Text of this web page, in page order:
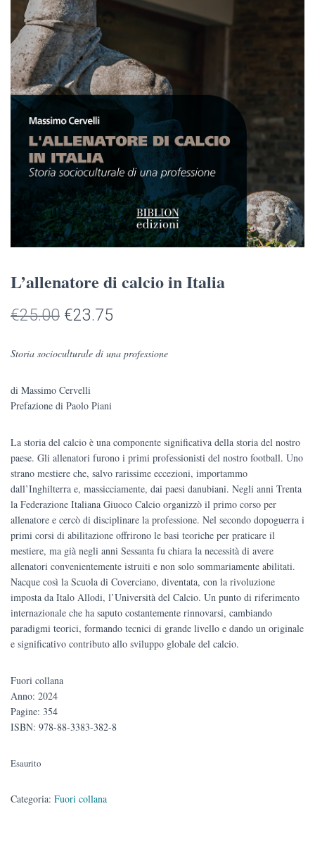
L’allenatore di calcio in Italia
€25.00 Il
era:
€23.75
Storia socioculturale di una professione
di Massimo Cervelli
Prefazione di Paolo Piani
La storia del calcio è una componente significativa della storia del nostro
paese. Gli allenatori furono i primi professionisti del nostro football. Uno
strano mestiere che, salvo rarissime eccezioni, importammo
dall’Inghilterra e, massicciamente, dai paesi danubiani. Negli anni Trenta
la Federazione Italiana Giuoco Calcio organizzò il primo corso per
allenatore e cercò di disciplinare la professione. Nel secondo dopoguerra i
primi corsi di abilitazione offrirono le basi teoriche per praticare il
mestiere, ma già negli anni Sessanta fu chiara la necessità di avere
allenatori convenientemente istruiti e non solo sommariamente abilitati.
Nacque così la Scuola di Coverciano, diventata, con la rivoluzione
imposta da Italo Allodi, l’Università del Calcio. Un punto di riferimento
internazionale che ha saputo costantemente rinnovarsi, cambiando
paradigmi teorici, formando tecnici di grande livello e dando un originale
e significativo contributo allo sviluppo globale del calcio.
Fuori collana
Anno: 2024
Pagine: 354
ISBN: 978-88-3383-382-8
Esaurito
Categoria: Fuori collana